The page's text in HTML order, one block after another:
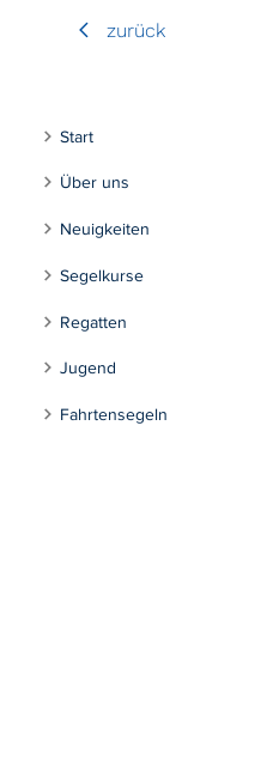
zurück
Start
Über uns
Neuigkeiten
Segelkurse
Regatten
Jugend
Fahrtensegeln